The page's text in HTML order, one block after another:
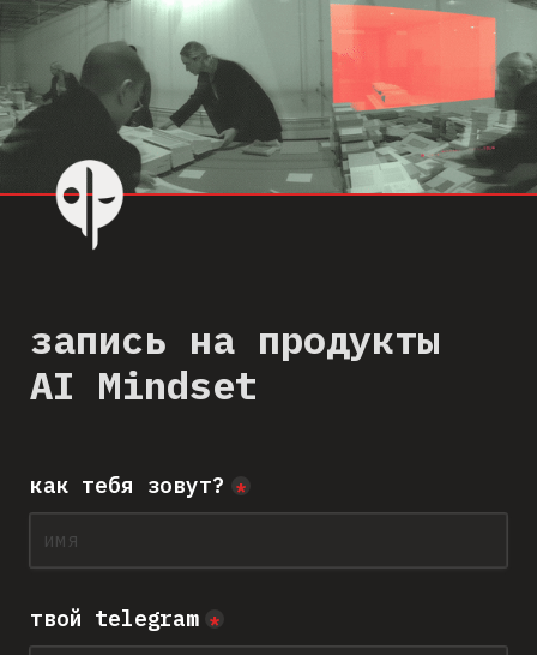
запись на продукты
AI Mindset
как тебя зовут? *
твой telegram *